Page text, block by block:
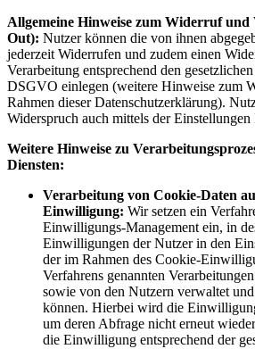
Allgemeine Hinweise zum Widerruf
Out): Nutzer können die von ihnen
jederzeit Widerrufen und zudem einen
Verarbeitung entsprechend den
DSGVO einlegen (weitere Hinweise zum
Rahmen dieser Datenschutzerklärung).
Widerspruch auch mittels der
Weitere Hinweise zu
Diensten:
Verarbeitung von Cookie-Daten
Einwilligung: Wir setzen ein
Einwilligungs-Management ein, in
Einwilligungen der Nutzer in den
der im Rahmen des Cookie-
Verfahrens genannten
sowie von den Nutzern verwaltet
können. Hierbei wird die
um deren Abfrage nicht erneut
die Einwilligung entsprechend der